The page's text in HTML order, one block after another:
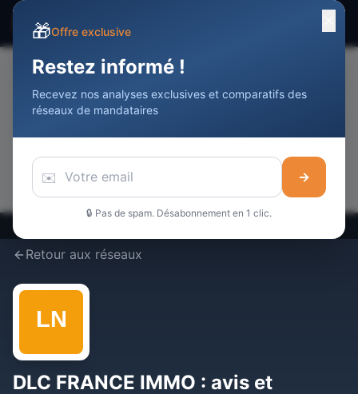
Devenir Agent
📢
Retour aux réseaux
DLC FRANCE IMMO : avis et
🎁Offre exclusive
Restez informé !
Recevez nos analyses exclusives et comparatifs des
réseaux de mandataires
✉️ →
🔒 Pas de spam. Désabonnement en 1 clic.